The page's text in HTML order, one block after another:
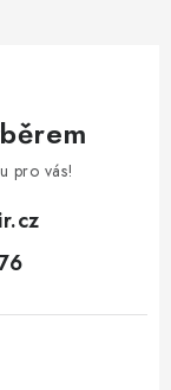
pro vás!